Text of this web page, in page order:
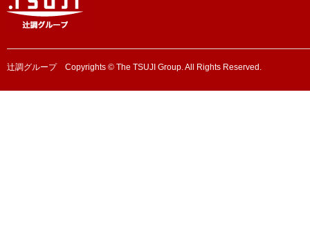
辻調グループ Copyrights © The TSUJI Group. All Rights Reserved.